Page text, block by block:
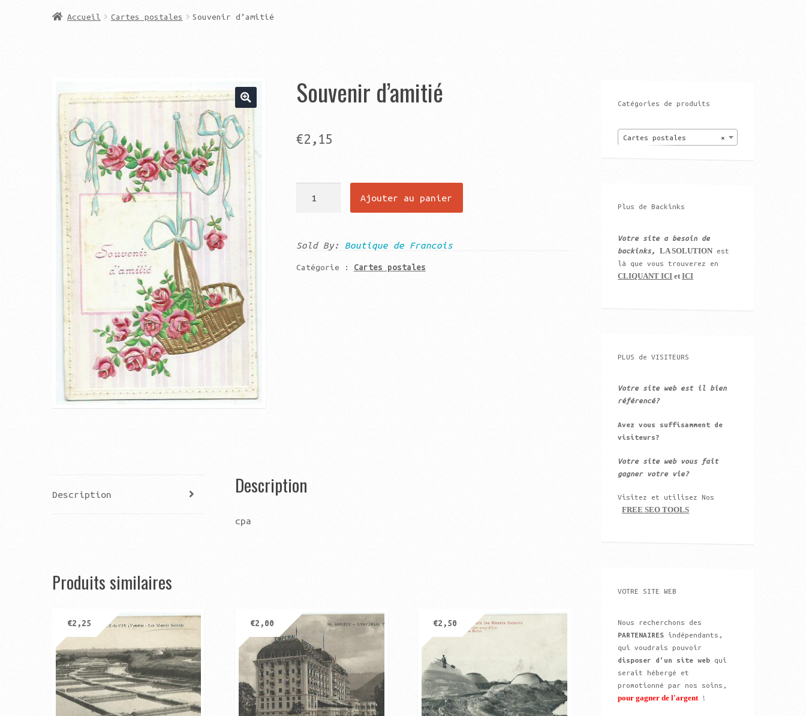
Accueil Cartes postales Souvenir d’amitié
Souvenir d’amitié
€2,15
d'amitié
Ajouter au panier
Sold By: Boutique de Francois
Catégorie : Cartes postales
Description Description
cpa
Produits similaires
€2,25 €2,00 €2,50
Catégories de produits
×
Cartes postales
Plus de Backinks
Votre site a besoin de
backinks,
LA SOLUTION est
là que vous trouverez en
CLIQUANT ICI et ICI
PLUS de VISITEURS
Votre site web est il bien
référencé?
Avez vous suffisamment de
visiteurs?
Votre site web vous fait
gagner votre vie?
Visitez et utilisez Nos
FREE SEO TOOLS
VOTRE SITE WEB
Nous recherchons des
PARTENAIRES indépendants,
qui voudrais pouvoir
disposer d'un site web qui
serait hébergé et
promotionné par nos soins,
pour gagner de l'argent !